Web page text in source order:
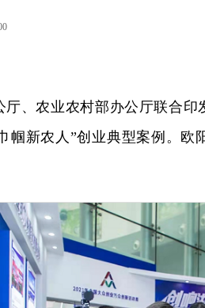
、农业农村部办公厅联合印
帼新农人”创业典型案例。